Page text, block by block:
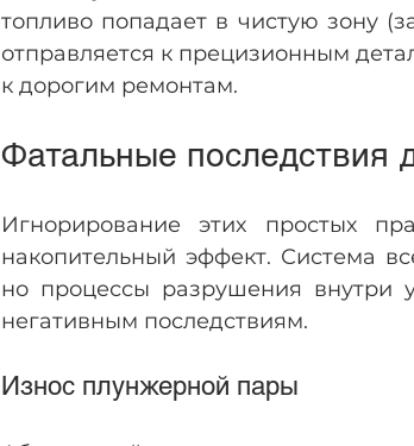
топливо попадает в чистую зону
отправляется к прецизионным
к дорогим ремонтам.
Фатальные последствия
Игнорирование этих простых
накопительный эффект. Система
но процессы разрушения внутри
негативным последствиям.
Износ плунжерной пары